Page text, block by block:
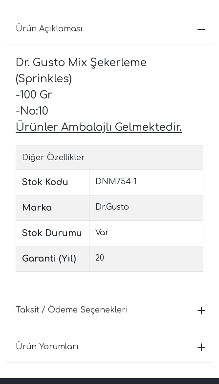
Ürün Açıklaması
Dr. Gusto Mix Şekerleme
(Sprinkles)
-100 Gr
-No:10
Ürünler Ambalajlı Gelmektedir.
Diğer Özellikler
Stok Kodu DNM754-1
Marka Dr.Gusto
Stok Durumu Var
Garanti (Yıl) 20
Taksit / Ödeme Seçenekleri
Ürün Yorumları